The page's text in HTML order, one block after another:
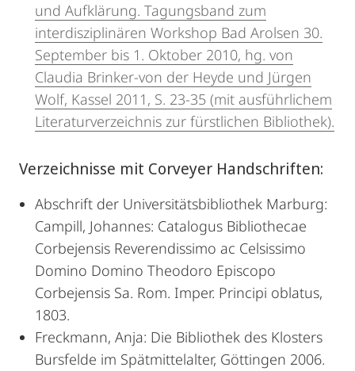
und Aufklärung. Tagungsband zum
interdisziplinären Workshop Bad Arolsen 30.
September bis 1. Oktober 2010, hg. von
Claudia Brinker-von der Heyde und Jürgen
Wolf, Kassel 2011, S. 23-35 (mit ausführlichem
Literaturverzeichnis zur fürstlichen Bibliothek).
Verzeichnisse mit Corveyer Handschriften:
Abschrift der Universitätsbibliothek Marburg:
Campill, Johannes: Catalogus Bibliothecae
Corbejensis Reverendissimo ac Celsissimo
Domino Domino Theodoro Episcopo
Corbejensis Sa. Rom. Imper. Principi oblatus,
1803.
Freckmann, Anja: Die Bibliothek des Klosters
Bursfelde im Spätmittelalter, Göttingen 2006.